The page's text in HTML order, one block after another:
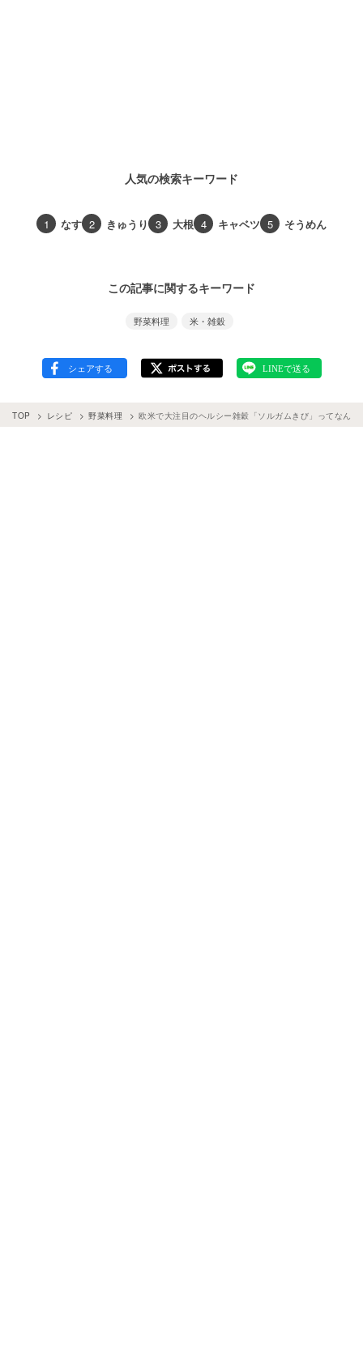
人気の検索キーワード
1 なす 2 きゅうり 3 大根 4 キャベツ 5 そうめん
この記事に関するキーワード
野菜料理 米・雑穀
TOP レシピ 野菜料理 欧米で大注目のヘルシー雑穀「ソルガムきび」ってなんだ